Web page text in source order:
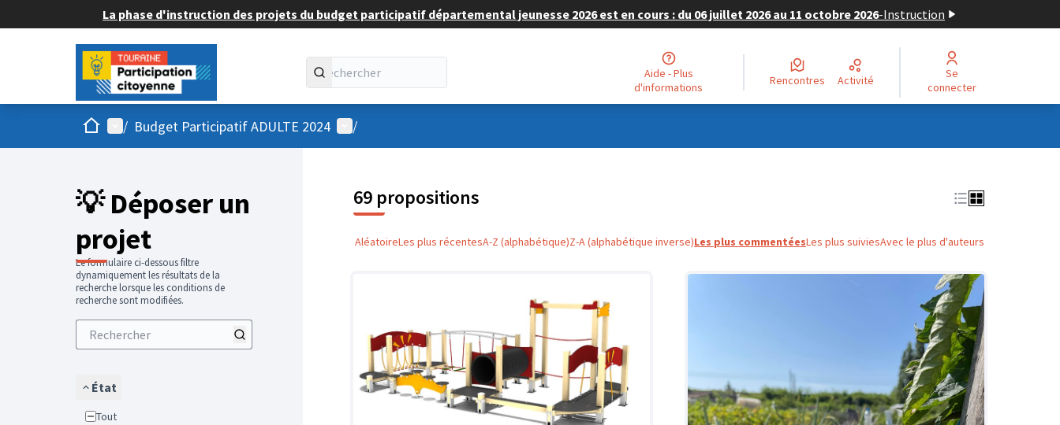
La phase d'instruction des projets du budget participatif départemental jeunesse 2026 est en cours : du 06 juillet 2026 au 11 octobre 2026-Instruction
Aide - Plus
d'informations
Rencontres Activité
Se
connecter
AccueilMenu principal
/ Budget Participatif ADULTE 2024 Menu utilisateur
/
💡 Déposer un
projet
Le formulaire ci-dessous filtre
dynamiquement les résultats de la
recherche lorsque les conditions de
recherche sont modifiées.
État
Tout
69 propositions
AléatoireLes plus récentesA-Z (alphabétique)Z-A (alphabétique inverse)Les plus commentéesLes plus suiviesAvec le plus d'auteurs